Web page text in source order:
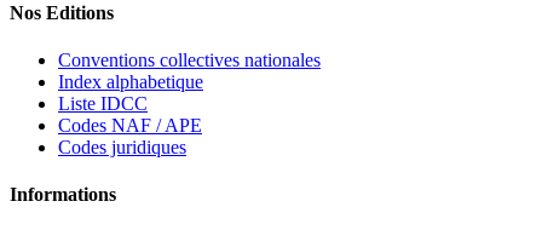
Nos Editions
Conventions collectives nationales
Index alphabetique
Liste IDCC
Codes NAF / APE
Codes juridiques
Informations